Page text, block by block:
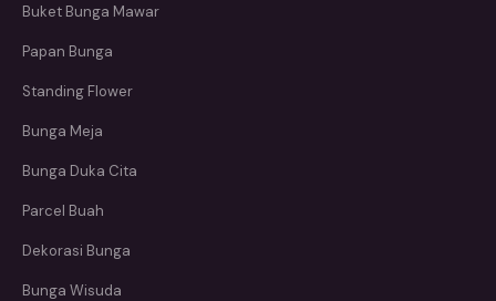
Buket Bunga Mawar
Papan Bunga
Standing Flower
Bunga Meja
Bunga Duka Cita
Parcel Buah
Dekorasi Bunga
Bunga Wisuda